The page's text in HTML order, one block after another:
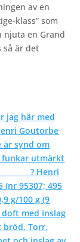
av en
klass” som
njuta en Grand
så är det